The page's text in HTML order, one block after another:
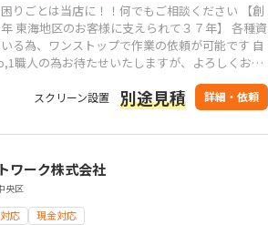
りごとは当店に！！何でもご相談ください 【創
東海地区のお客様に支えられて３７年】 各種資
る為、ワンストップで作業の依頼が可能です 自
職人の為お待たせいたしますが、よろしくお願
スクリーン設置 別途見積 詳細・依頼
ワーク株式会社
央区
応 現金対応